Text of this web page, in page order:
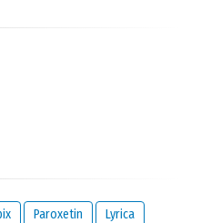
Paroxetin
Lyrica